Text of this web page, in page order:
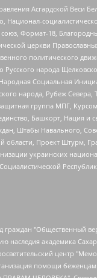
Асгардской Веси
Национал-
Формат-18,
церкви
политического
народа
Социальная
народа, Рубеж Севера,
группа МПГ,
Башкорт, Нация
Штабы Навального,
Проект Штурм,
украинских
владельцем интернет-издания https://mnews.world/, Компания "Stichting Bellingcat", зарегистрированная в Нидерландах (дата регистрации 11.07.2018), Захаров Андрей Вячеславович, Клепиковская Екатерина Дмитриевна, Общество с ограниченной ответственностью "МЕМО", Перл Роман Александрович, Симонов Евгений Алексеевич, Соловьева Елена Анатольевна, Сотников Даниил Владимирович, Сурначева Елизавета Дмитриевна, Автономная некоммерческая организация по защите прав человека и информированию населения "Якутия – Наше Мнение", Общество с ограниченной ответственностью "Москоу диджитал медиа", с 26.01.2023 Общество с ограниченной ответственностью "Чайка Белые сады", Ветошкина Валерия Валерьевна, Заговора Максим Александрович, Межрегиональное общественное движение "Российская ЛГБТ - сеть", Оленичев Максим Владимирович, Павлов Иван Юрьевич, Скворцова Елена Сергеевна, Общество с ограниченной ответственностью "Как бы инагент", Кочетков Игорь Викторович, Общество с ограниченной ответственностью "Честные выборы", Еланчик Олег Александрович, Общество с ограниченной